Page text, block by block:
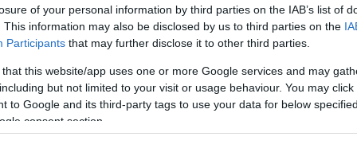
of your personal information by third parties on the IAB’s list of
This information may also be disclosed by us to third parties on the
Participants that may further disclose it to other third parties.
that this website/app uses one or more Google services and may
but not limited to your visit or usage behaviour. You may
to Google and its third-party tags to use your data for below
consent section.
nem vagyunk
örülünk ennek az
döntetlennek se örülhetnénk,
alakítottunk ki.